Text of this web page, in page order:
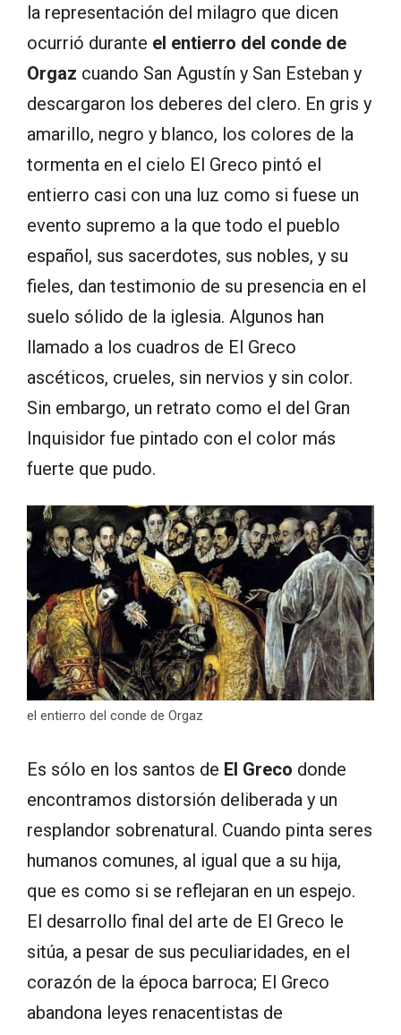
la representación del milagro que dicen
ocurrió durante el entierro del conde de
Orgaz cuando San Agustín y San Esteban y
descargaron los deberes del clero. En gris y
amarillo, negro y blanco, los colores de la
tormenta en el cielo El Greco pintó el
entierro casi con una luz como si fuese un
evento supremo a la que todo el pueblo
español, sus sacerdotes, sus nobles, y su
fieles, dan testimonio de su presencia en el
suelo sólido de la iglesia. Algunos han
llamado a los cuadros de El Greco
ascéticos, crueles, sin nervios y sin color.
Sin embargo, un retrato como el del Gran
Inquisidor fue pintado con el color más
fuerte que pudo.
el entierro del conde de Orgaz
Es sólo en los santos de El Greco donde
encontramos distorsión deliberada y un
resplandor sobrenatural. Cuando pinta seres
humanos comunes, al igual que a su hija,
que es como si se reflejaran en un espejo.
El desarrollo final del arte de El Greco le
sitúa, a pesar de sus peculiaridades, en el
corazón de la época barroca; El Greco
abandona leyes renacentistas de